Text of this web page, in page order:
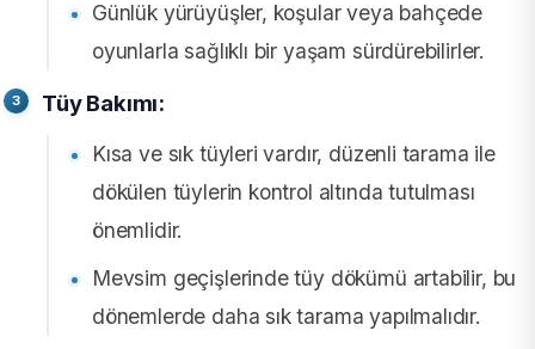
Günlük yürüyüşler, koşular veya bahçede
oyunlarla sağlıklı bir yaşam sürdürebilirler.
Tüy Bakımı:
Kısa ve sık tüyleri vardır, düzenli tarama ile
dökülen tüylerin kontrol altında tutulması
önemlidir.
Mevsim geçişlerinde tüy dökümü artabilir, bu
dönemlerde daha sık tarama yapılmalıdır.